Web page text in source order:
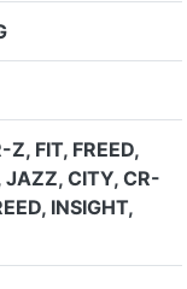
Z, FIT, FREED,
JAZZ, CITY, CR-
INSIGHT,